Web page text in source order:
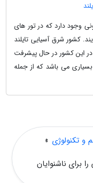
وجود دارد که در تور های
کشور شرق آسیایی تایلند
این کشور در حال پیشرفت
می باشد که از جمله
و تکنولوژی »
برای ناشنوایان